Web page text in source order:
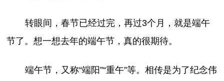
转眼间，春节已经过完，再过3个月，就是端午
节了。想一想去年的端午节，真的很期待。
端午节，又称“端阳”“重午”等。相传是为了纪念伟